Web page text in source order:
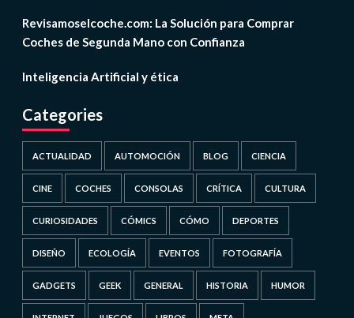
Revisamoselcoche.com: La Solución para Comprar
Coches de Segunda Mano con Confianza
Inteligencia Artificial y ética
Categories
ACTUALIDAD AUTOMOCIÓN BLOG CIENCIA
CINE COCHES CONSOLAS CRÍTICA CULTURA
CURIOSIDADES CÓMICS CÓMO DEPORTES
DISEÑO ECOLOGÍA EVENTOS FOTOGRAFÍA
GADGETS GEEK GENERAL HISTORIA HUMOR